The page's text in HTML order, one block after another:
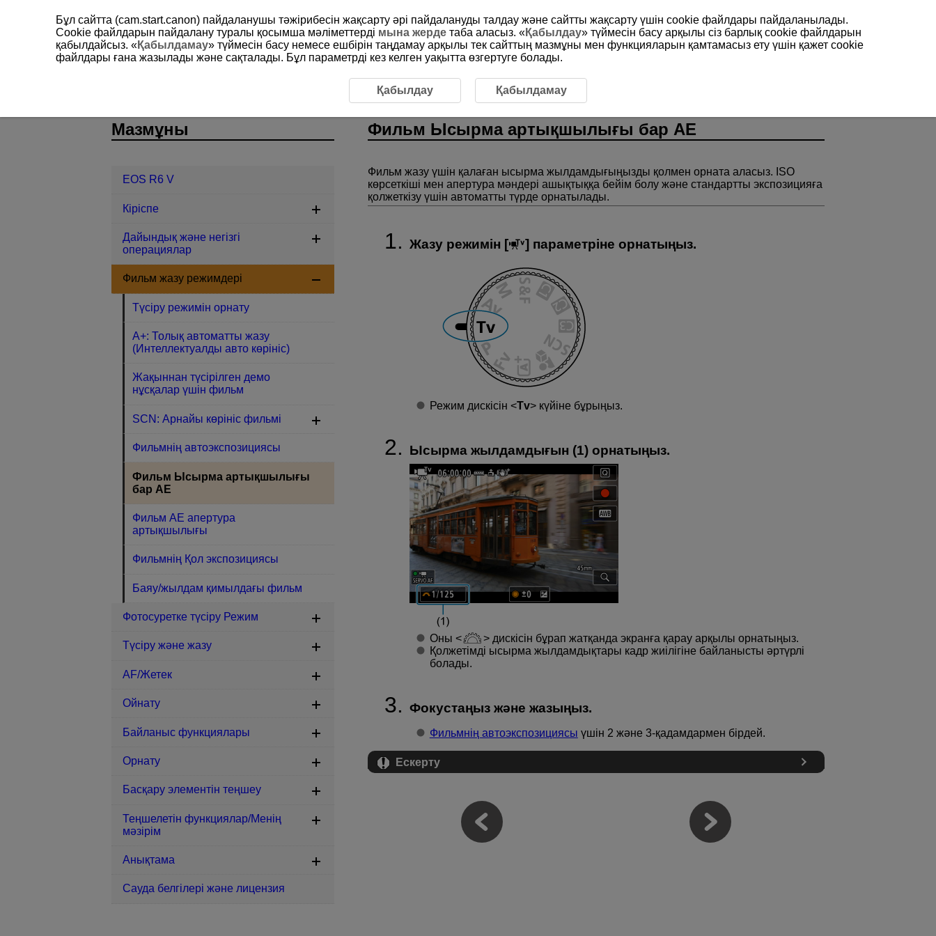
Фильм жазу режимдері Фильм Ысырма артықшылығы бар AE
Фильм Ысырма артықшылығы бар AE
Фильм жазу үшін қалаған ысырма жылдамдығыңызды қолмен орната аласыз. ISO
көрсеткіші мен апертура мәндері ашықтыққа бейім болу және стандартты экспозицияға
қолжеткізу үшін автоматты түрде орнатылады.
Жазу режимін [ ] параметріне орнатыңыз.
Режим дискісін Tv күйіне бұрыңыз.
Ысырма жылдамдығын (1) орнатыңыз.
Оны
дискісін бұрап жатқанда экранға қарау арқылы орнатыңыз.
Қолжетімді ысырма жылдамдықтары кадр жиілігіне байланысты әртүрлі
болады.
Фокустаңыз және жазыңыз.
Фильмнің автоэкспозициясы үшін 2 және 3-қадамдармен бірдей.
Ескерту
Мазмұны
EOS R6 V
Кіріспе
Дайындық және негізгі
операциялар
Фильм жазу режимдері
Түсіру режимін орнату
A+: Толық автоматты жазу
(Интеллектуалды авто көрініс)
Жақыннан түсірілген демо
нұсқалар үшін фильм
SCN: Арнайы көрініс фильмі
Фильмнің автоэкспозициясы
Фильм Ысырма артықшылығы
бар AE
Фильм AE апертура
артықшылығы
Фильмнің Қол экспозициясы
Баяу/жылдам қимылдағы фильм
Фотосуретке түсіру Режим
Түсіру және жазу
AF/Жетек
Ойнату
Байланыс функциялары
Орнату
Басқару элементін теңшеу
Теңшелетін функциялар/Менің
мәзірім
Анықтама
Сауда белгілері және лицензия
Бұл сайтта (cam.start.canon) пайдаланушы тәжірибесін жақсарту әрі пайдалануды талдау және сайтты жақсарту үшін сookie файлдары пайдаланылады.
Cookie файлдарын пайдалану туралы қосымша мәліметтерді мына жерде таба аласыз. «Қабылдау» түймесін басу арқылы сіз барлық cookie файлдарын
қабылдайсыз. «Қабылдамау» түймесін басу немесе ешбірін таңдамау арқылы тек сайттың мазмұны мен функцияларын қамтамасыз ету үшін қажет cookie
файлдары ғана жазылады және сақталады. Бұл параметрді кез келген уақытта өзгертуге болады.
Қабылдау Қабылдамау